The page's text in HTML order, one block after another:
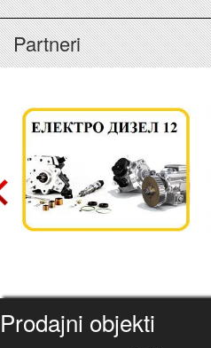
Partneri
Prodajni objekti